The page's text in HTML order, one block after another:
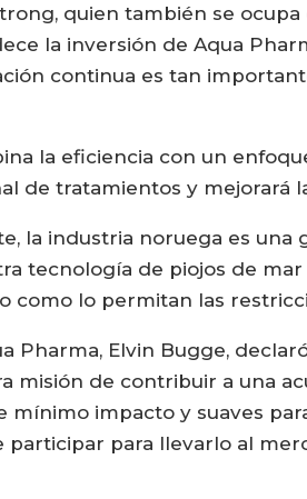
quien también se
la inversión de Aqua
continua es tan
la eficiencia con un
de tratamientos y mejorará
la industria noruega es una
tecnología de piojos de
como lo permitan las
Pharma, Elvin Bugge,
misión de contribuir a una
impacto y suaves
para llevarlo al